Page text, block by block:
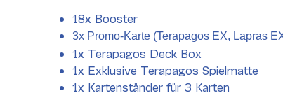
18x Booster
3x Promo-Karte (Terapagos EX, Lapras
1x Terapagos Deck Box
1x Exklusive Terapagos Spielmatte
1x Kartenständer für 3 Karten